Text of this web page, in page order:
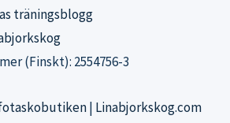
träningsblogg
(Finskt): 2554756-3
| Linabjorkskog.com